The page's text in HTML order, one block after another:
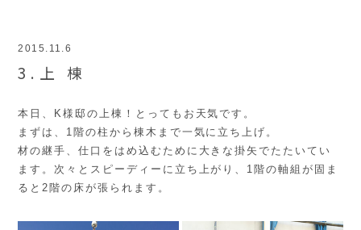
2015.11.6
3.上 棟
本日、K様邸の上棟！とってもお天気です。
まずは、1階の柱から棟木まで一気に立ち上げ。
材の継手、仕口をはめ込むために大きな掛矢でたたいてい
ます。次々とスピーディーに立ち上がり、1階の軸組が固ま
ると2階の床が張られます。